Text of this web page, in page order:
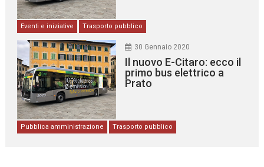
Eventi e iniziative Trasporto pubblico
30 Gennaio 2020
Il nuovo E-Citaro: ecco il
primo bus elettrico a
Prato
Pubblica amministrazione Trasporto pubblico